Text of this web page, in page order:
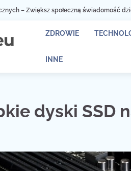
świadomość dzięki Google Ads
ZDROWIE
INNE
dyski SSD